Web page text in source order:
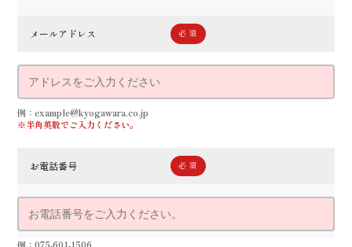
メールアドレス
例：example@kyogawara.co.jp
※半角英数でご入力ください。
お電話番号